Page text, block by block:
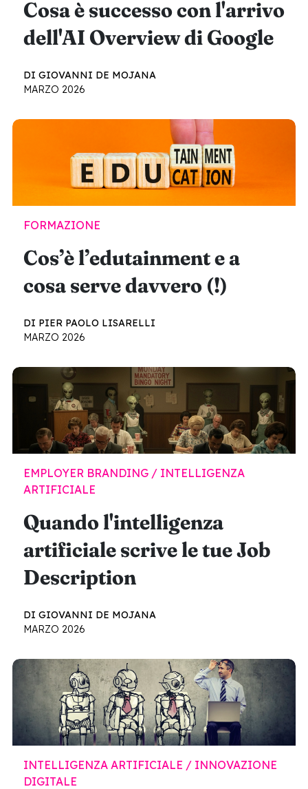
Cosa è successo con l'arrivo
dell'AI Overview di Google
DI GIOVANNI DE MOJANA
MARZO 2026
FORMAZIONE
Cos’è l’edutainment e a
cosa serve davvero (!)
DI PIER PAOLO LISARELLI
MARZO 2026
EMPLOYER BRANDING / INTELLIGENZA
ARTIFICIALE
Quando l'intelligenza
artificiale scrive le tue Job
Description
DI GIOVANNI DE MOJANA
MARZO 2026
INTELLIGENZA ARTIFICIALE / INNOVAZIONE
DIGITALE